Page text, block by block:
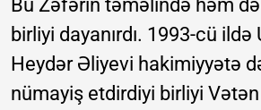
Bu Zəfərin təməlində həm
birliyi dayanırdı. 1993-cü ildə
Heydər Əliyevi hakimiyyətə
nümayiş etdirdiyi birliyi Vətən